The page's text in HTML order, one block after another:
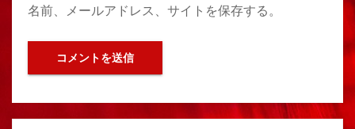
名前、メールアドレス、サイトを保存する。